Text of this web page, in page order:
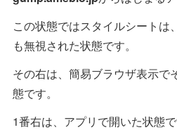
この状態ではスタイルシートは
も無視された状態です。
その右は、簡易ブラウザ表示で
態です。
1番右は、アプリで開いた状態で